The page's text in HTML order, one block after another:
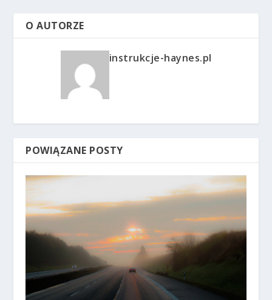
O AUTORZE
instrukcje-haynes.pl
POWIĄZANE POSTY